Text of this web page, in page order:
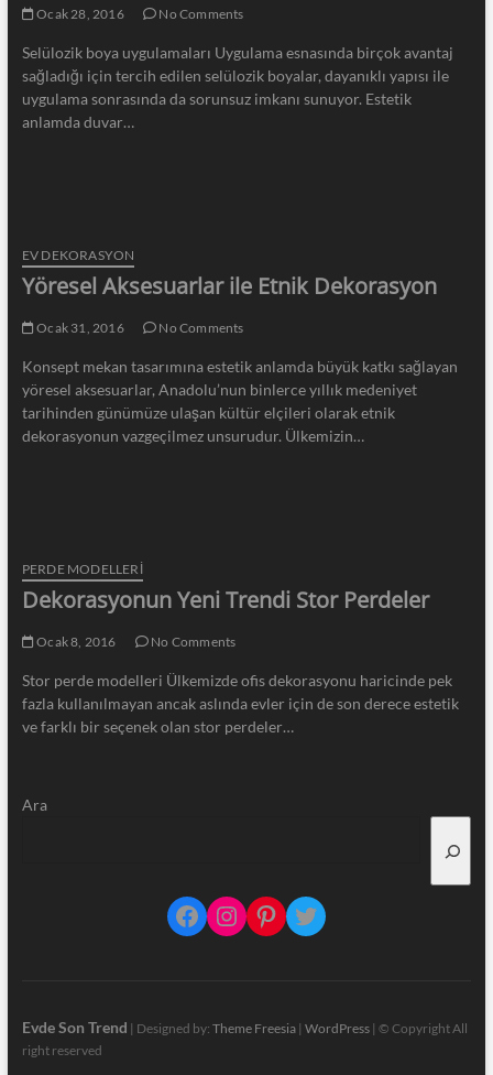
Ocak 28, 2016 No Comments
Selülozik boya uygulamaları Uygulama esnasında birçok avantaj
sağladığı için tercih edilen selülozik boyalar, dayanıklı yapısı ile
uygulama sonrasında da sorunsuz imkanı sunuyor. Estetik
anlamda duvar…
EV DEKORASYON
Yöresel Aksesuarlar ile Etnik Dekorasyon
Ocak 31, 2016 No Comments
Konsept mekan tasarımına estetik anlamda büyük katkı sağlayan
yöresel aksesuarlar, Anadolu’nun binlerce yıllık medeniyet
tarihinden günümüze ulaşan kültür elçileri olarak etnik
dekorasyonun vazgeçilmez unsurudur. Ülkemizin…
PERDE MODELLERI
Dekorasyonun Yeni Trendi Stor Perdeler
Ocak 8, 2016 No Comments
Stor perde modelleri Ülkemizde ofis dekorasyonu haricinde pek
fazla kullanılmayan ancak aslında evler için de son derece estetik
ve farklı bir seçenek olan stor perdeler…
Ara
Facebook
Instagram
Pinterest
Twitter
Evde Son Trend | Designed by: Theme Freesia| WordPress| © Copyright All
right reserved